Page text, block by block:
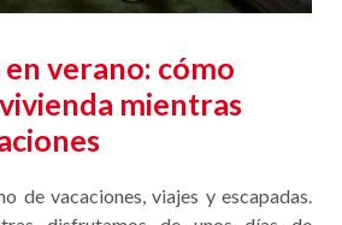
en verano: cómo
mientras
de vacaciones, viajes y escapadas.